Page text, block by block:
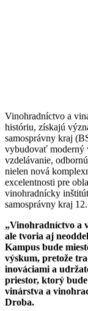
Vinohradníctvo a
históriu, získajú
samosprávny kraj
vybudovať moderný
vzdelávanie,
nielen nová
excelentnosti pre
vinohradnícky
samosprávny kraj
„Vinohradníctvo a
ale tvoria aj
Kampus bude
výskum, pretože
inováciami a
priestor, ktorý
vinárstva a
Droba.